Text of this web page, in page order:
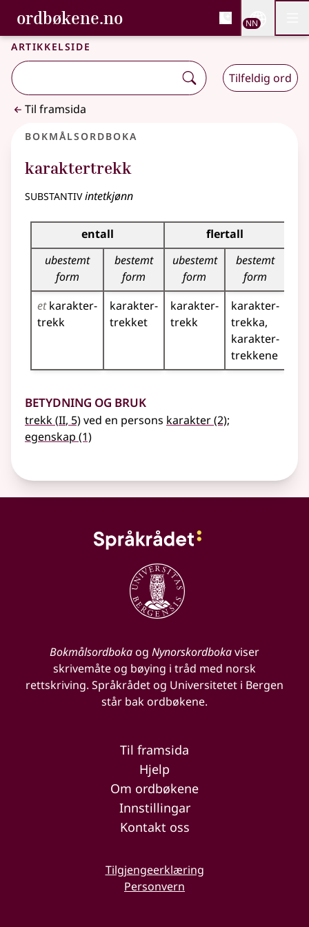
Gå til hovudinnhald
Tilgjenge
ordbøkene.no, Bokmålsordboka og
Bokmålsordboka og Nynorskordboka
NN
Artikkelside
Tilfeldig ord
Til framsida
Bokmålsordboka
karaktertrekk
substantivintetkjønn
Bøyingstabell for dette substantivet
entall
flertall
ubestemt
form
bestemt
form
ubestemt
form
bestemt
form
etkarakter­
trekk
karakter­
trekket
karakter­
trekk
karakter­
trekka
karakter­
trekkene
Betydning og bruk
trekk(2
II, 5)ved en persons karakter(2);
egenskap (1)
Bokmålsordbokaog Nynorskordbokaviser
skrivemåte og bøying i tråd med norsk
rettskriving. Språkrådet og Universitetet i Bergen
står bak ordbøkene.
Til framsida
Hjelp
Om ordbøkene
Innstillingar
Kontakt oss
Tilgjengeerklæring
Personvern